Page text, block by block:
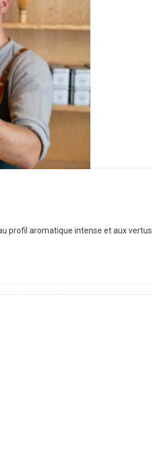
profil aromatique intense et aux vertus